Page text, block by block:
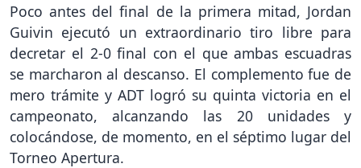
Poco antes del final de la primera mitad, Jordan
Guivin ejecutó un extraordinario tiro libre para
decretar el 2-0 final con el que ambas escuadras
se marcharon al descanso. El complemento fue de
mero trámite y ADT logró su quinta victoria en el
campeonato, alcanzando las 20 unidades y
colocándose, de momento, en el séptimo lugar del
Torneo Apertura.